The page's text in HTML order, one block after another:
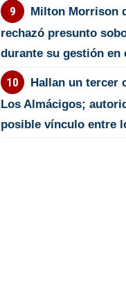
Milton Morrison
rechazó presunto
durante su gestión en
Hallan un tercer
Los Almácigos;
posible vínculo entre